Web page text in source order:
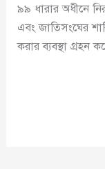
৯৯ ধারার অধীনে
এবং জাতিসংঘের
করার ব্যবস্থা গ্রহন
(কাজী